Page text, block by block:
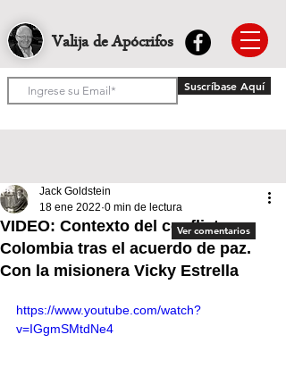
Valija de Apócrifos
Suscríbase Aquí
VIDEO: Contexto del conflicto en
Colombia tras el acuerdo de paz.
Con la misionera Vicky Estrella
Jack Goldstein
18 ene 2022 0 min de lectura
https://www.youtube.com/watch?
v=IGgmSMtdNe4
Ver comentarios